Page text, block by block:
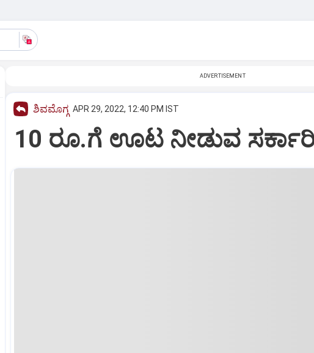
ADVERTISEMENT
ಶಿವಮೊಗ್ಗ APR 29, 2022, 12:40 PM IST
10 ರೂ.ಗೆ ಊಟ ನೀಡುವ ಸರ್ಕಾರಿ